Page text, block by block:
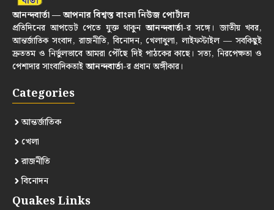
আনন্দবার্তা — আপনার বিশ্বস্ত বাংলা নিউজ পোর্টাল
প্রতিদিনের আপডেট পেতে যুক্ত থাকুনআনন্দবার্তা-র সঙ্গে। জাতীয় খবর,
আন্তর্জাতিক সংবাদ, রাজনীতি, বিনোদন, খেলাধুলা, লাইফস্টাইল — সবকিছুই
দ্রুততম ও নির্ভুলভাবে আমরা পৌঁছে দিই পাঠকের কাছে। সত্য, নিরপেক্ষতা ও
পেশাদার সাংবাদিকতাইআনন্দবার্তা-র প্রধান অঙ্গীকার।
Categories
আন্তর্জাতিক
খেলা
রাজনীতি
বিনোদন
Quakes Links